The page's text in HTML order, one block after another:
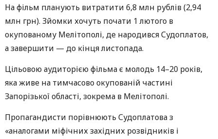
На фільм планують витратити 6,8 млн рублів (2,94
млн грн). Зйомки хочуть почати 1 лютого в
окупованому Мелітополі, де народився Судоплатов,
а завершити — до кінця листопада.
Цільовою аудиторією фільма є молодь 14–20 років,
яка живе на тимчасово окупованій частині
Запорізької області, зокрема в Мелітополі.
Пропагандисти порівнюють Судоплатова з
«аналогами міфічних західних розвідників і